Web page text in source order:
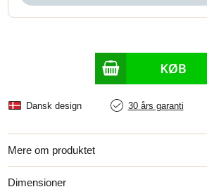
Dansk design 30 års garanti
Mere om produktet
Dimensioner